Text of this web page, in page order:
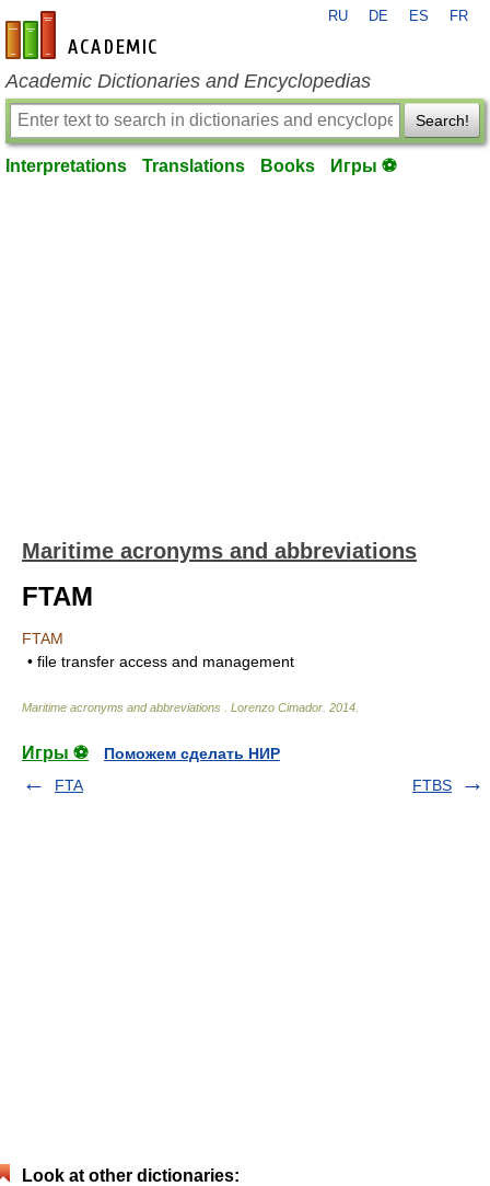
en-academic.com
RU DE ES FR
Academic Dictionaries and Encyclopedias
Search!
Interpretations Translations Books Игры ⚽
Maritime acronyms and abbreviations
FTAM
FTAM
• file transfer access and management
Maritime acronyms and abbreviations Lorenzo Cimador 2014
Игры ⚽
Поможем сделать НИР
FTA
FTBS
Look at other dictionaries: